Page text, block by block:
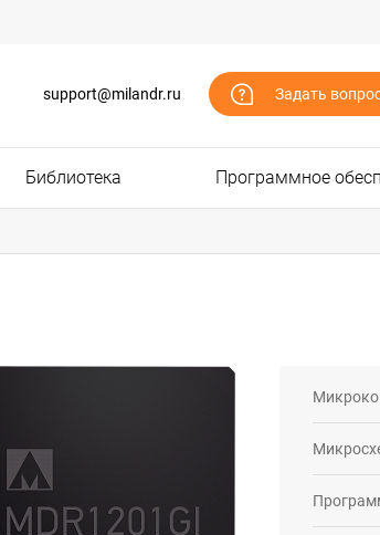
support@milandr.ru Задать
Библиотека Программное